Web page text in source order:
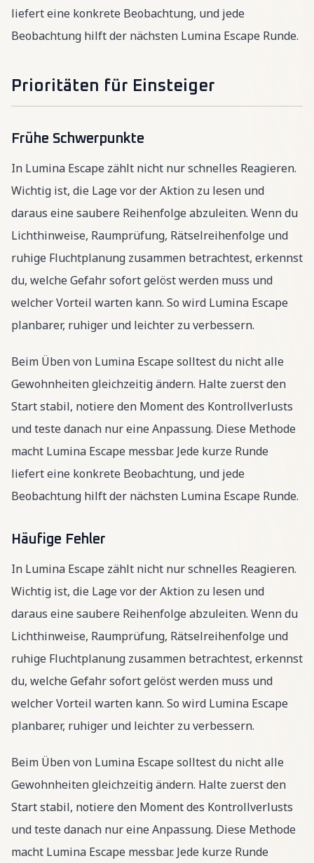
liefert eine konkrete Beobachtung, und jede
Beobachtung hilft der nächsten Lumina Escape Runde.
Prioritäten für Einsteiger
Frühe Schwerpunkte
In Lumina Escape zählt nicht nur schnelles Reagieren.
Wichtig ist, die Lage vor der Aktion zu lesen und
daraus eine saubere Reihenfolge abzuleiten. Wenn du
Lichthinweise, Raumprüfung, Rätselreihenfolge und
ruhige Fluchtplanung zusammen betrachtest, erkennst
du, welche Gefahr sofort gelöst werden muss und
welcher Vorteil warten kann. So wird Lumina Escape
planbarer, ruhiger und leichter zu verbessern.
Beim Üben von Lumina Escape solltest du nicht alle
Gewohnheiten gleichzeitig ändern. Halte zuerst den
Start stabil, notiere den Moment des Kontrollverlusts
und teste danach nur eine Anpassung. Diese Methode
macht Lumina Escape messbar. Jede kurze Runde
liefert eine konkrete Beobachtung, und jede
Beobachtung hilft der nächsten Lumina Escape Runde.
Häufige Fehler
In Lumina Escape zählt nicht nur schnelles Reagieren.
Wichtig ist, die Lage vor der Aktion zu lesen und
daraus eine saubere Reihenfolge abzuleiten. Wenn du
Lichthinweise, Raumprüfung, Rätselreihenfolge und
ruhige Fluchtplanung zusammen betrachtest, erkennst
du, welche Gefahr sofort gelöst werden muss und
welcher Vorteil warten kann. So wird Lumina Escape
planbarer, ruhiger und leichter zu verbessern.
Beim Üben von Lumina Escape solltest du nicht alle
Gewohnheiten gleichzeitig ändern. Halte zuerst den
Start stabil, notiere den Moment des Kontrollverlusts
und teste danach nur eine Anpassung. Diese Methode
macht Lumina Escape messbar. Jede kurze Runde